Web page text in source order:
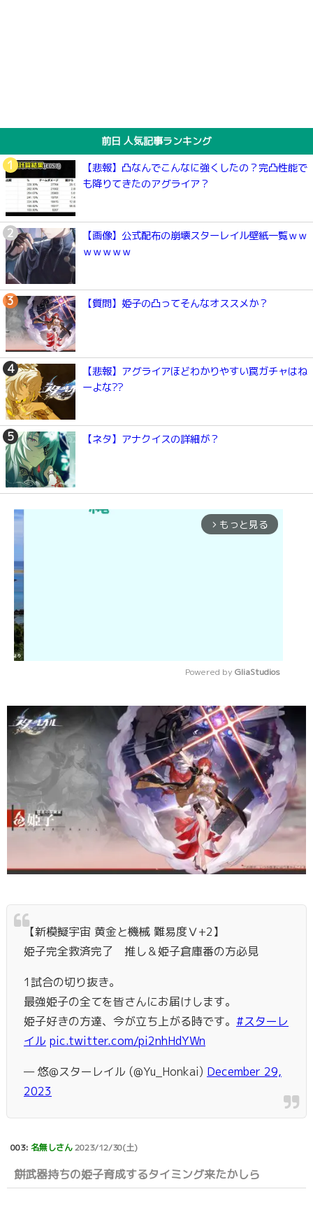
前日 人気記事ランキング
【悲報】凸なんでこんなに強くしたの？完凸性能で
も降りてきたのアグライア？
【画像】公式配布の崩壊スターレイル壁紙一覧ｗｗ
ｗｗｗｗｗ
【質問】姫子の凸ってそんなオススメか？
【悲報】アグライアほどわかりやすい罠ガチャはね
ーよな??
【ネタ】アナクイスの詳細が？
arrow_forward_ios もっと見る
Powered by GliaStudios
【新模擬宇宙 黄金と機械 難易度Ⅴ+2】
姫子完全救済完了 推し＆姫子倉庫番の方必見
1試合の切り抜き。
最強姫子の全てを皆さんにお届けします。
姫子好きの方達、今が立ち上がる時です。 #スターレ
イル pic.twitter.com/pi2nhHdYWn
— 悠@スターレイル (@Yu_Honkai) December 29,
2023
003: 名無しさん2023/12/30(土)
餅武器持ちの姫子育成するタイミング来たかしら